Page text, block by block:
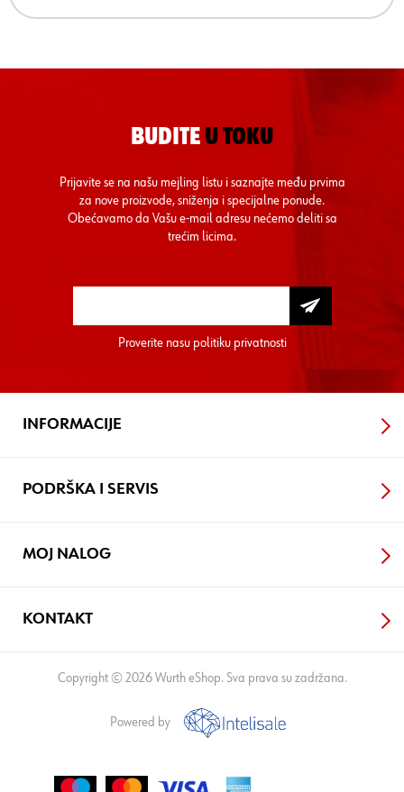
BUDITE U TOKU
Prijavite se na našu mejling listu i saznajte među prvima
za nove proizvode, sniženja i specijalne ponude.
Obećavamo da Vašu e-mail adresu nećemo deliti sa
trećim licima.
Proverite nasu politiku privatnosti
INFORMACIJE
PODRŠKA I SERVIS
MOJ NALOG
KONTAKT
Copyright © 2026 Wurth eShop. Sva prava su zadržana.
Powered by